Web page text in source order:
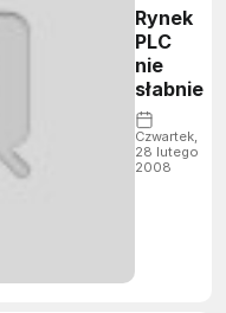
Rynek
PLC
nie
słabnie
Czwartek,
28 lutego
2008